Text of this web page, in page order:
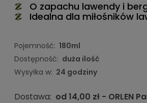
O zapachu lawendy i
Idealna dla miłośników
Pojemność: 180ml
Dostępność: duża ilość
Wysyłka w: 24 godziny
Dostawa: od 14,00 zł - ORLEN